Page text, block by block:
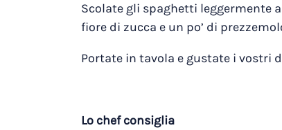
Scolate gli spaghetti leggermente
fiore di zucca e un po’ di
Portate in tavola e gustate i vostri
Lo chef consiglia